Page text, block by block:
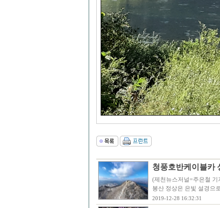
청풍호반케이블카
(제천뉴스저널=주은철
봉산 정상은 은빛 설경으
2019-12-28 16:32:31